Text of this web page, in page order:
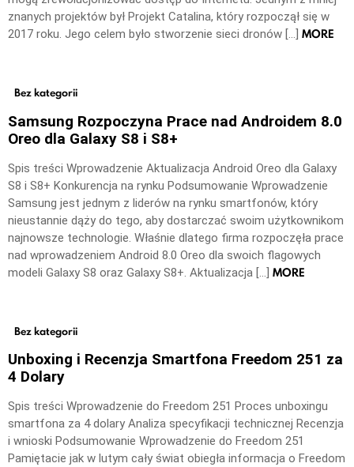
znanych projektów był Projekt Catalina, który rozpoczął się w
2017 roku. Jego celem było stworzenie sieci dronów […] MORE
Bez kategorii
Samsung Rozpoczyna Prace nad Androidem 8.0
Oreo dla Galaxy S8 i S8+
Spis treści Wprowadzenie Aktualizacja Android Oreo dla Galaxy
S8 i S8+ Konkurencja na rynku Podsumowanie Wprowadzenie
Samsung jest jednym z liderów na rynku smartfonów, który
nieustannie dąży do tego, aby dostarczać swoim użytkownikom
najnowsze technologie. Właśnie dlatego firma rozpoczęła prace
nad wprowadzeniem Android 8.0 Oreo dla swoich flagowych
modeli Galaxy S8 oraz Galaxy S8+. Aktualizacja […] MORE
Bez kategorii
Unboxing i Recenzja Smartfona Freedom 251 za
4 Dolary
Spis treści Wprowadzenie do Freedom 251 Proces unboxingu
smartfona za 4 dolary Analiza specyfikacji technicznej Recenzja
i wnioski Podsumowanie Wprowadzenie do Freedom 251
Pamiętacie jak w lutym cały świat obiegła informacja o Freedom